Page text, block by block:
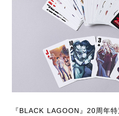
『BLACK LAGOON』20周年